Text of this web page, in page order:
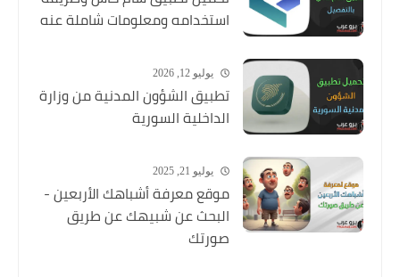
استخدامه ومعلومات شاملة عنه
يوليو 12, 2026
تطبيق الشؤون المدنية من وزارة
الداخلية السورية
يوليو 21, 2025
موقع معرفة أشباهك الأربعين -
البحث عن شبيهك عن طريق
صورتك